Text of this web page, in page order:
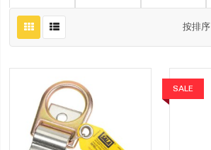
按排序
SALE